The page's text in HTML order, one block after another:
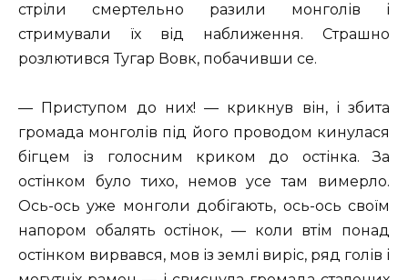
стріли смертельно разили монголів і
стримували їх від наближення. Страшно
розлютився Тугар Вовк, побачивши се.
— Приступом до них! — крикнув він, і збита
громада монголів під його проводом кинулася
бігцем із голосним криком до остінка. За
остінком було тихо, немов усе там вимерло.
Ось-ось уже монголи добігають, ось-ось своїм
напором обалять остінок, — коли втім понад
остінком вирвався, мов із землі виріс, ряд голів і